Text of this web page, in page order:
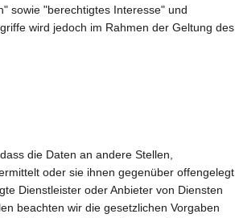
sowie "berechtigtes Interesse" und
wird jedoch im Rahmen der Geltung des
die Daten an andere Stellen,
oder sie ihnen gegenüber offengelegt
Dienstleister oder Anbieter von Diensten
beachten wir die gesetzlichen Vorgaben